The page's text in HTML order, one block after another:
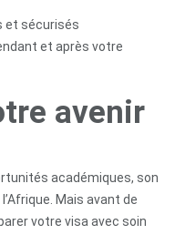
et sécurisés
et après votre
avenir
académiques, son
Mais avant de
votre visa avec soin